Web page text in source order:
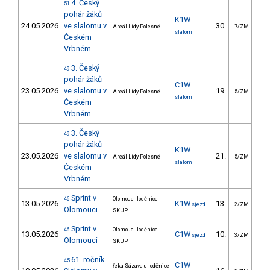
24.05.2026
51 4. Český
pohár žáků
ve slalomu v
Českém
Vrbném
Areál Lídy Polesné
K1W
slalom
30. 7/ZM
23.05.2026
49 3. Český
pohár žáků
ve slalomu v
Českém
Vrbném
Areál Lídy Polesné
C1W
slalom
19. 5/ZM
23.05.2026
49 3. Český
pohár žáků
ve slalomu v
Českém
Vrbném
Areál Lídy Polesné
K1W
slalom
21. 5/ZM
13.05.2026 46 Sprint v
Olomouci
Olomouc - loděnice
SKUP
K1W sjezd 13. 2/ZM
13.05.2026 46 Sprint v
Olomouci
Olomouc - loděnice
SKUP
C1W sjezd 10. 3/ZM
45 61. ročník
řeka Sázava u loděnice C1W